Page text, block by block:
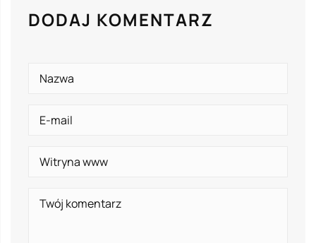
DODAJ KOMENTARZ